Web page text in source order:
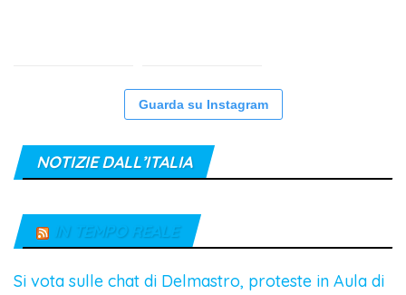
Guarda su Instagram
NOTIZIE DALL’ITALIA
IN TEMPO REALE
Si vota sulle chat di Delmastro, proteste in Aula di